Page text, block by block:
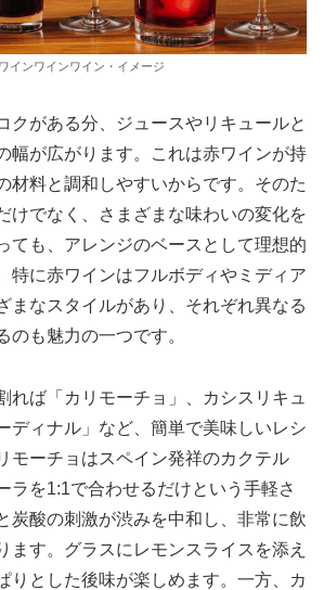
ワインワインワイン・イメージ
クがある分、ジュースやリキュールと
幅が広がります。これは赤ワインが持
材料と調和しやすいからです。そのた
けでなく、さまざまな味わいの変化を
ても、アレンジのベースとして理想的
特に赤ワインはフルボディやミディア
まなスタイルがあり、それぞれ異なる
のも魅力の一つです。
れば「カリモーチョ」、カシスリキュ
ディナル」など、簡単で美味しいレシ
モーチョはスペイン発祥のカクテル
ラを1:1で合わせるだけという手軽さ
炭酸の刺激が渋みを中和し、非常に飲
ます。グラスにレモンスライスを添え
りとした後味が楽しめます。一方、カ